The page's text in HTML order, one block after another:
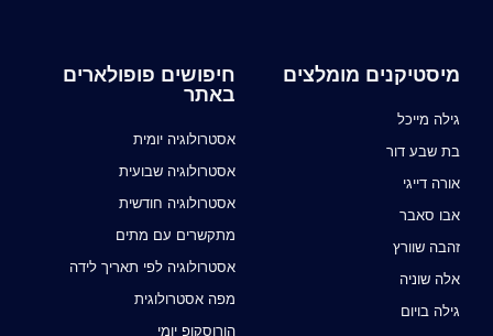
מיסטיקנים מומלצים
גילה מייכל
בת שבע דור
אורה דייגי
אבו סאבר
זהבה שוורץ
אלה שוניה
גילה בויום
חיפושים פופולארים
באתר
אסטרולוגיה יומית
אסטרולוגיה שבועית
אסטרולוגיה חודשית
מתקשרים עם מתים
אסטרולוגיה לפי תאריך לידה
מפה אסטרולוגית
הורוסקופ יומי